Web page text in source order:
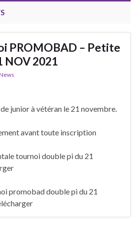
PROMOBAD – Petite
NOV 2021
junior à vétéran le 21 novembre.
avant toute inscription
tournoi double pi du 21
promobad double pi du 21